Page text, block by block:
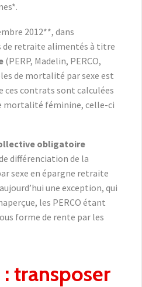
2012**, dans
de retraite alimentés à titre
(PERP, Madelin, PERCO,
de mortalité par sexe est
ces contrats sont calculées
mortalité féminine, celle-ci
obligatoire
différenciation de la
sexe en épargne retraite
une exception, qui
les PERCO étant
forme de rente par les
: transposer